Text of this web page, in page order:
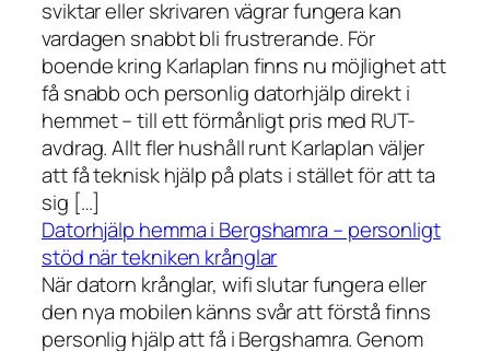
sviktar eller skrivaren vägrar fungera kan
vardagen snabbt bli frustrerande. För
boende kring Karlaplan finns nu möjlighet att
få snabb och personlig datorhjälp direkt i
hemmet – till ett förmånligt pris med RUT-
avdrag. Allt fler hushåll runt Karlaplan väljer
att få teknisk hjälp på plats i stället för att ta
sig […]
Datorhjälp hemma i Bergshamra – personligt
stöd när tekniken krånglar
När datorn krånglar, wifi slutar fungera eller
den nya mobilen känns svår att förstå finns
personlig hjälp att få i Bergshamra. Genom